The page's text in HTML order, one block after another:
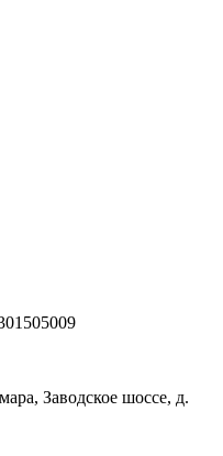
Заводское шоссе, д.